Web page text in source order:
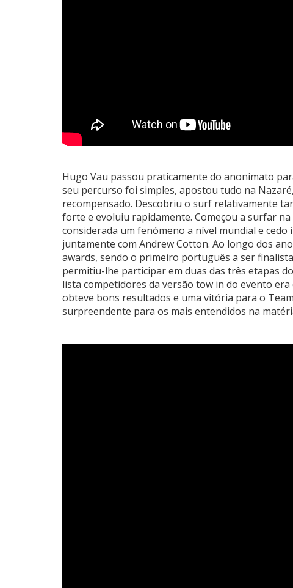
Hugo Vau passou praticamente do anonimato
seu percurso foi simples, apostou tudo na
recompensado. Descobriu o surf relativamente
forte e evoluiu rapidamente. Começou a surfar
considerada um fenómeno a nível mundial e
juntamente com Andrew Cotton. Ao longo dos
awards, sendo o primeiro português a ser
permitiu-lhe participar em duas das três etapas
lista competidores da versão tow in do evento
obteve bons resultados e uma vitória para o
surpreendente para os mais entendidos na